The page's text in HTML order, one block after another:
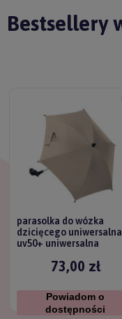
Bestsellery
parasolka do wózka
dzicięcego uniwersalna
uv50+ uniwersalna
73,00 zł
Powiadom o
dostępności